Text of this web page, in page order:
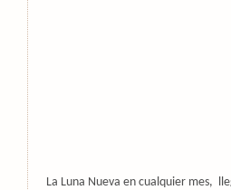
La Luna Nueva en cualquier mes,